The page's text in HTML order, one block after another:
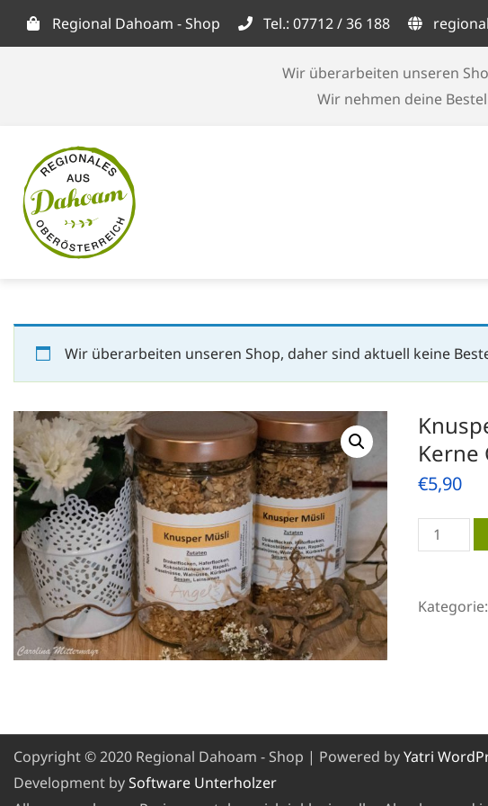
Regional Dahoam - Shop Tel.: 07712 / 36 188
Wir überarbeiten unseren
Wir nehmen deine
Wir überarbeiten unseren Shop, daher sind aktuell keine
Kerne
€5,90
mit
und
Kategorie:
Copyright © 2020 Regional Dahoam - Shop | Powered byYatri
Development bySoftware Unterholzer